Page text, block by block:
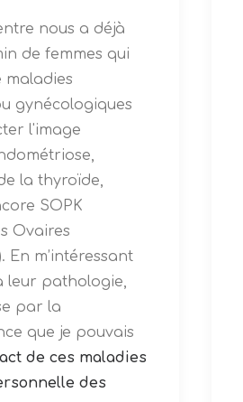
nous a déjà
de femmes qui
maladies
gynécologiques
l'image
la thyroïde,
SOPK
Ovaires
En m’intéressant
leur pathologie,
par la
que je pouvais
de ces maladies
des